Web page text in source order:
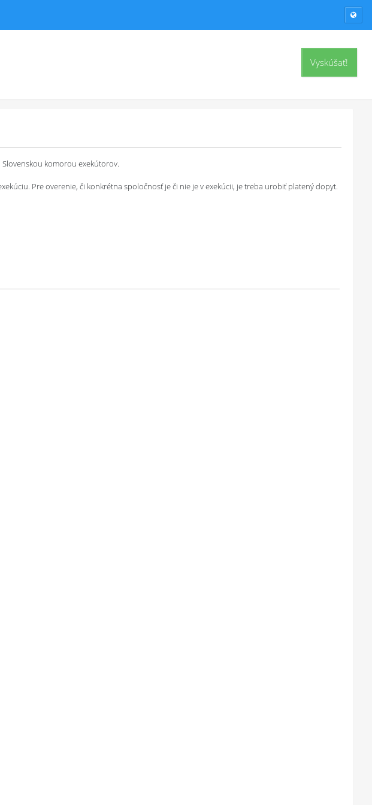
Vyskúšať!
komorou exekútorov.
Pre overenie, či konkrétna spoločnosť je či nie je v exekúcii, je treba urobiť platený dopyt.